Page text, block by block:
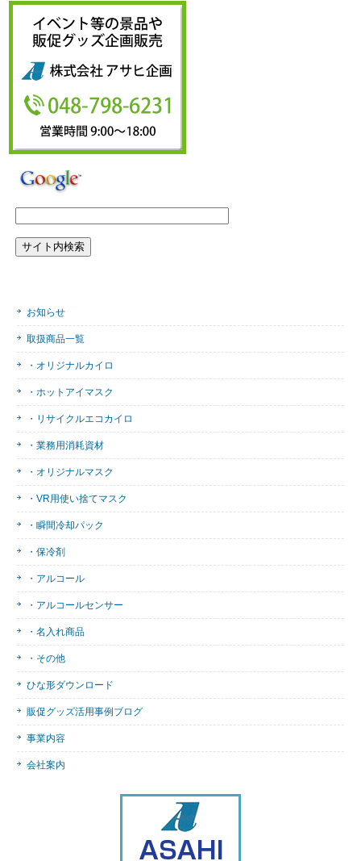
お知らせ
取扱商品一覧
・オリジナルカイロ
・ホットアイマスク
・リサイクルエコカイロ
・業務用消耗資材
・オリジナルマスク
・VR用使い捨てマスク
・瞬間冷却パック
・保冷剤
・アルコール
・アルコールセンサー
・名入れ商品
・その他
ひな形ダウンロード
販促グッズ活用事例ブログ
事業内容
会社案内